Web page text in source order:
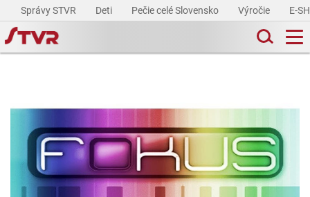
Správy STVR Deti Pečie celé Slovensko Výročie E-